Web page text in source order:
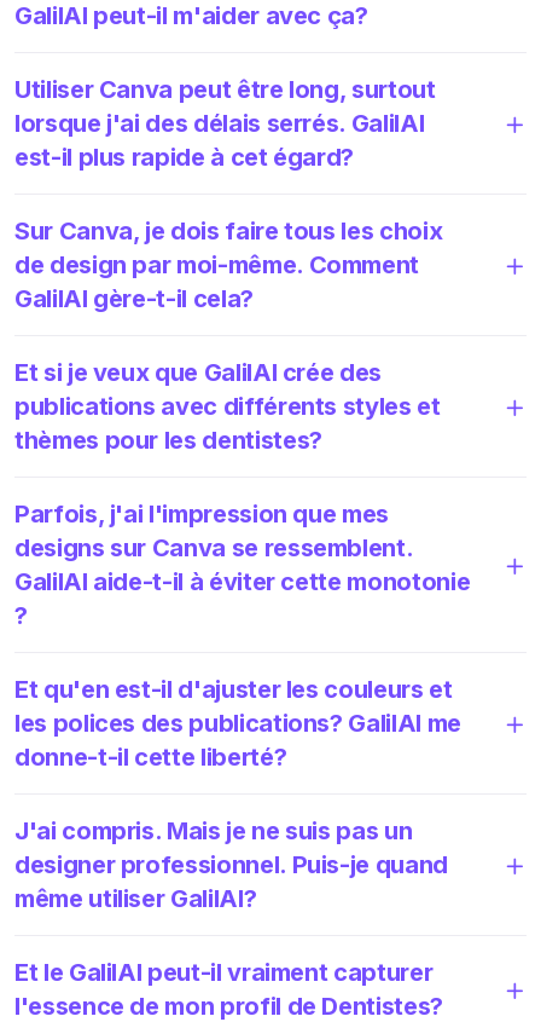
GalilAI peut-il m'aider avec ça?
Utiliser Canva peut être long, surtout
lorsque j'ai des délais serrés. GalilAI
est-il plus rapide à cet égard?
Sur Canva, je dois faire tous les choix
de design par moi-même. Comment
GalilAI gère-t-il cela?
Et si je veux que GalilAI crée des
publications avec différents styles et
thèmes pour les dentistes?
Parfois, j'ai l'impression que mes
designs sur Canva se ressemblent.
GalilAI aide-t-il à éviter cette monotonie
?
Et qu'en est-il d'ajuster les couleurs et
les polices des publications? GalilAI me
donne-t-il cette liberté?
J'ai compris. Mais je ne suis pas un
designer professionnel. Puis-je quand
même utiliser GalilAI?
Et le GalilAI peut-il vraiment capturer
l'essence de mon profil de Dentistes?